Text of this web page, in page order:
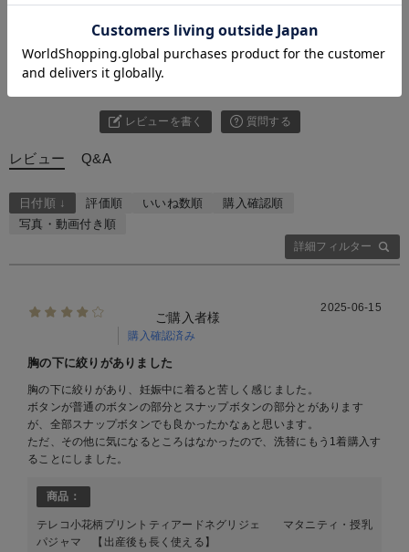
4.00
レビューを書く 質問する
レビュー Q&A
詳細フィルター
日付順 ↓ 評価順 いいね数順
購入確認順
写真・動画付き順
ご購入者様
購入確認済み
2025-06-15
胸の下に絞りがありました
胸の下に絞りがあり、妊娠中に着ると苦しく感じました。
ボタンが普通のボタンの部分とスナップボタンの部分とがあります
が、全部スナップボタンでも良かったかなぁと思います。
ただ、その他に気になるところはなかったので、洗替にもう1着購入す
ることにしました。
商品：
テレコ小花柄プリントティアードネグリジェ マタニティ・授乳
パジャマ 【出産後も長く使える】
お気に入り商品を確認する